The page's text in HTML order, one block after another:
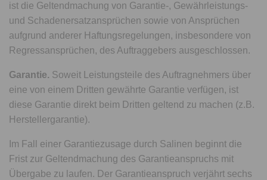
ist die Geltendmachung von Garantie-, Gewährleistungs-
und Schadenersatzansprüchen sowie von Ansprüchen
aufgrund anderer Haftungsregelungen, insbesondere von
Regressansprüchen, des Auftraggebers ausgeschlossen.
Garantie. Soweit Leistungsteile des Auftragnehmers über
eine von einem Dritten gewährte Garantie verfügen, ist
diese Garantie direkt beim Dritten geltend zu machen (z.B.
Herstellergarantie).
Im Fall einer Garantiezusage durch Salinen beginnt die
Frist zur Geltendmachung des Garantieanspruchs mit
Übergabe zu laufen. Der Garantieanspruch verjährt sechs